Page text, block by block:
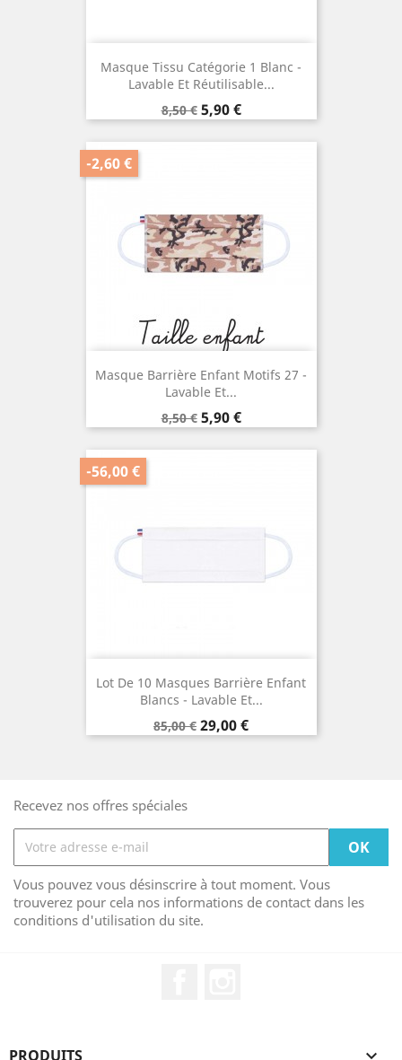
Masque Tissu Catégorie 1 Blanc -
Lavable Et Réutilisable...
Prix
de
base
8,50 € Prix
5,90 €
Masque Barrière Enfant Motifs 27 -
Lavable Et...
Prix
de
base
8,50 €
-2,60 €
Prix
5,90 €
Lot De 10 Masques Barrière Enfant
Blancs - Lavable Et...
Prix
de
85,00 €
-56,00 €
Prix
29,00 €
Recevez nos offres spéciales
Vous pouvez vous désinscrire à tout moment. Vous
trouverez pour cela nos informations de contact dans les
conditions d'utilisation du site.
PRODUITS